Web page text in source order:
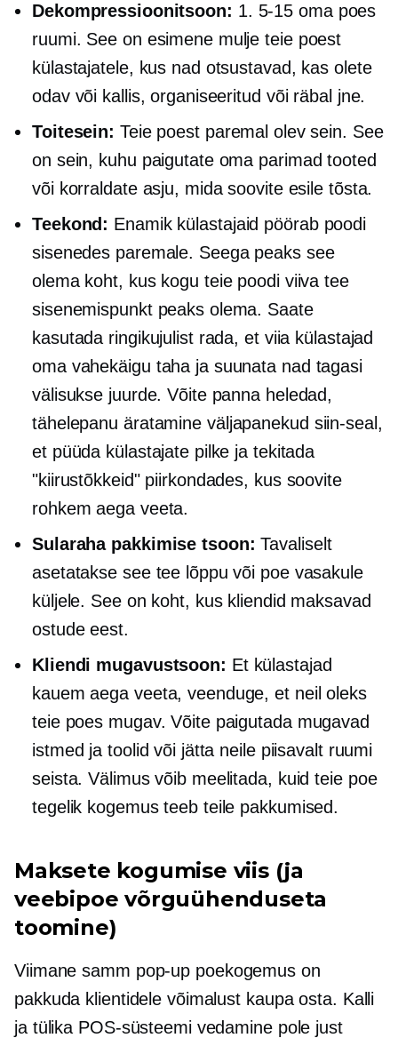
Dekompressioonitsoon: 1. 5-15 oma poes
ruumi. See on esimene mulje teie poest
külastajatele, kus nad otsustavad, kas olete
odav või kallis, organiseeritud või räbal jne.
Toitesein: Teie poest paremal olev sein. See
on sein, kuhu paigutate oma parimad tooted
või korraldate asju, mida soovite esile tõsta.
Teekond: Enamik külastajaid pöörab poodi
sisenedes paremale. Seega peaks see
olema koht, kus kogu teie poodi viiva tee
sisenemispunkt peaks olema. Saate
kasutada ringikujulist rada, et viia külastajad
oma vahekäigu taha ja suunata nad tagasi
välisukse juurde. Võite panna heledad,
tähelepanu äratamine väljapanekud siin-seal,
et püüda külastajate pilke ja tekitada
"kiirustõkkeid" piirkondades, kus soovite
rohkem aega veeta.
Sularaha pakkimise tsoon:Tavaliselt
asetatakse see tee lõppu või poe vasakule
küljele. See on koht, kus kliendid maksavad
ostude eest.
Kliendi mugavustsoon: Et külastajad
kauem aega veeta, veenduge, et neil oleks
teie poes mugav. Võite paigutada mugavad
istmed ja toolid või jätta neile piisavalt ruumi
seista. Välimus võib meelitada, kuid teie poe
tegelik kogemus teeb teile pakkumised.
Maksete kogumise viis (ja
veebipoe võrguühenduseta
toomine)
Viimane samm pop-up poekogemus on
pakkuda klientidele võimalust kaupa osta. Kalli
ja tülika POS-süsteemi vedamine pole just